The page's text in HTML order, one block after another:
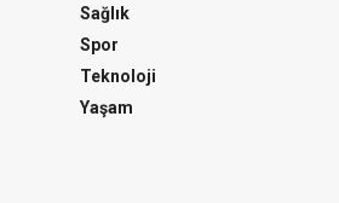
Sağlık
Spor
Teknoloji
Yaşam